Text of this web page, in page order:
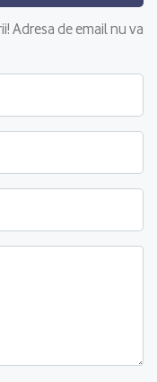
Adresa de email nu va